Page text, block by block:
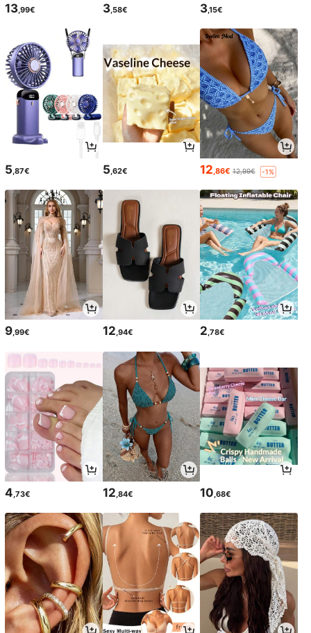
13,99€ 3,58€ 3,15€
5,87€ 5,62€ 12,86€ 12,99€ -1%
9,99€ 12,94€ 2,78€
4 ,73€ 12 ,84€ 10 ,68€